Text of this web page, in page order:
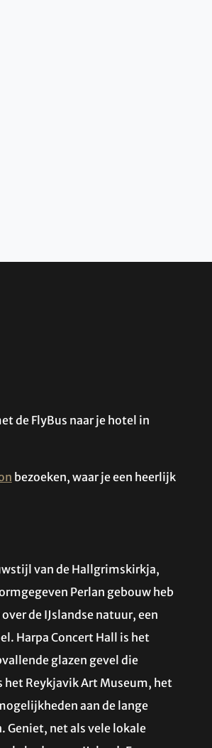
de FlyBus naar je hotel in
bezoeken, waar je een heerlijk
van de Hallgrimskirkja,
Perlan gebouw heb
de IJslandse natuur, een
Harpa Concert Hall is het
glazen gevel die
het Reykjavik Art Museum, het
aan de lange
Geniet, net als vele lokale